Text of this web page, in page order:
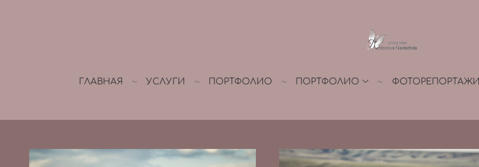
ГЛАВНАЯ УСЛУГИ ПОРТФОЛИО ПОРТФОЛИО ФОТОРЕПОРТАЖИ